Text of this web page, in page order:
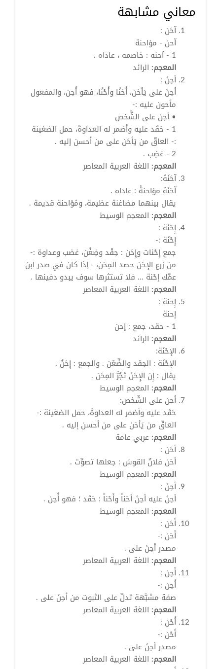
معاني مشابهة
آحَن :
آحن - مؤاحنة
1 - آحنه : خاصمه ، عاداه .
المعجم: الرائد
أحِنَ :
أحِنَ على يَأحَن، أَحَنًا وأَحْنًا، فهو أَحِن، والمفعول
مأحون عليه :-
• أحِن على الشَّخص
1 - حَقَد عليه وأضمر له العداوةَ، حمل الضغينة
:- العاقّ من يَأحَن على من أحسن إليه .
2 - غضِب .
المعجم: اللغة العربية المعاصر
آحَنَهُ:
آحَنَهُ مؤاحنةً : عاداه .
يقال بينهما مضاغنة عظيمة، ومُؤاحنة قديمة .
المعجم: المعجم الوسيط
إِحْنَة :
إِحْنَة :-
جمع إِحْنات وإِحَن : حِقْد وضِغْن، غضب وعداوة :-
من زرع الإحَن حصد المِحَن، - إذا كان في صدر ابن
عمِّك إحْنة ... فلا تستثرها سوف يبدو دفينها .
المعجم: اللغة العربية المعاصر
إِحنة :
إحنة
1 - حقد، جمع : إحن
المعجم: الرائد
الإحْنَة:
الإحْنَة : الحِقد والضِّعْن . والجمع : إِحَنٌ .
يقال : إِن الإِحَنَ تَجُرُّ المِحَن .
المعجم: المعجم الوسيط
أحن على الشّخص:
حَقَد عليه وأضمر له العداوةَ، حمل الضغينة :-
العاقّ من يَأحَن على من أحسن إليه .
المعجم: عربي عامة
أحَن :
أحَن فلانٌ القوسَ : جعلها تصوِّت .
المعجم: المعجم الوسيط
أحِنَ :
أحِنَ عليه أحِنَ أحَناً وأَحْناً : حَقَد ؛ فهو أُحِن .
المعجم: المعجم الوسيط
أَحَن :
أَحَن :-
مصدرأحِنَ على .
المعجم: اللغة العربية المعاصر
أَحِن :
أَحِن :-
صفة مشبَّهة تدلّ على الثبوت من أحِنَ على .
المعجم: اللغة العربية المعاصر
أَحْن :
أَحْن :-
مصدرأحِنَ على .
المعجم: اللغة العربية المعاصر